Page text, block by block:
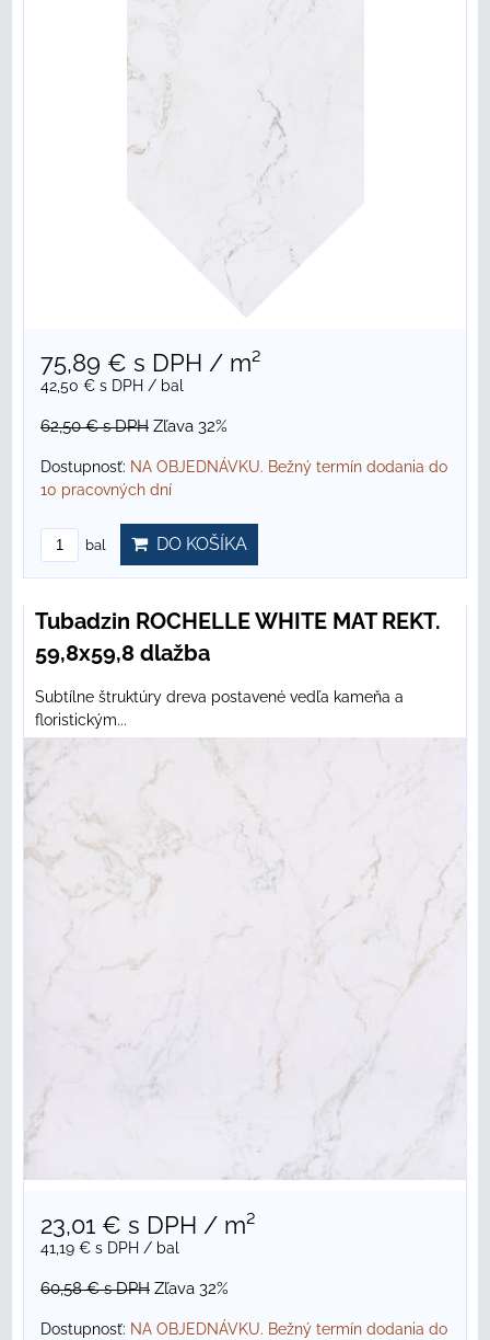
75,89 € s DPH / m²
42,50 € s DPH / bal
62,50 €s DPH Zľava 32%
Dostupnosť: NA OBJEDNÁVKU. Bežný termín dodania do
10 pracovných dní
bal DO KOŠÍKA
Tubadzin ROCHELLE WHITE MAT REKT.
59,8x59,8 dlažba
Subtílne štruktúry dreva postavené vedľa kameňa a
floristickým...
23,01 € s DPH / m²
41,19 € s DPH / bal
60,58 €s DPH Zľava 32%
Dostupnosť: NA OBJEDNÁVKU. Bežný termín dodania do